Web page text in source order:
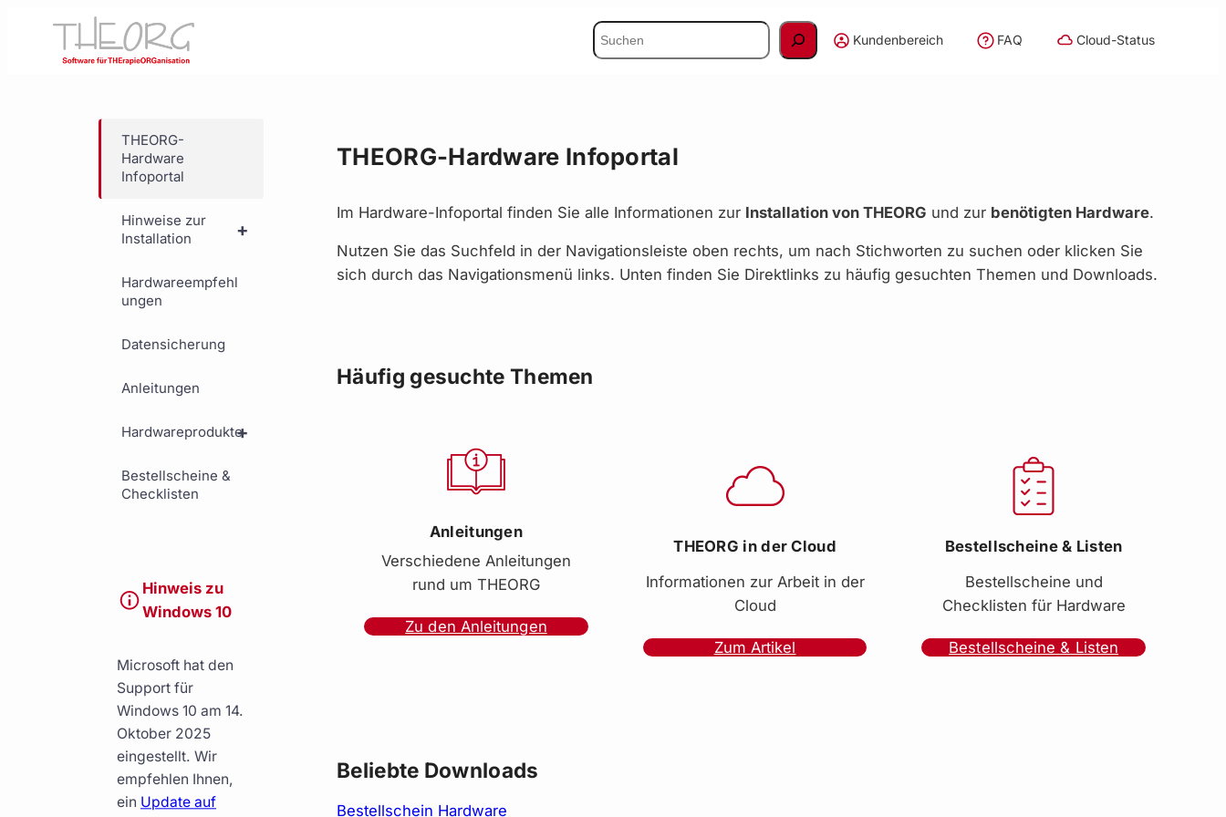
springen
Suchen Kundenbereich FAQ Cloud-Status
THEORG-
Hardware
Infoportal
+
Hinweise zur
Installation
Hardwareempfehl
ungen
Datensicherung
Anleitungen
+
Hardwareprodukte
Bestellscheine &
Checklisten
Hinweis zu
Windows 10
Microsoft hat den
Support für
Windows 10 am 14.
Oktober 2025
eingestellt. Wir
empfehlen Ihnen,
ein Update auf
THEORG-Hardware Infoportal
Im Hardware-Infoportal finden Sie alle Informationen zur Installation von THEORG und zur benötigten Hardware.
Nutzen Sie das Suchfeld in der Navigationsleiste oben rechts, um nach Stichworten zu suchen oder klicken Sie
sich durch das Navigationsmenü links. Unten finden Sie Direktlinks zu häufig gesuchten Themen und Downloads.
Häufig gesuchte Themen
Anleitungen
Verschiedene Anleitungen
rund um THEORG
Zu den Anleitungen
THEORG in der Cloud
Informationen zur Arbeit in der
Cloud
Zum Artikel
Bestellscheine & Listen
Bestellscheine und
Checklisten für Hardware
Bestellscheine & Listen
Beliebte Downloads
Bestellschein Hardware